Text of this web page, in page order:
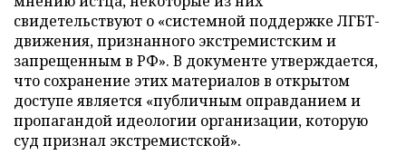
свидетельствуют о «системной поддержке ЛГБТ-
движения, признанного экстремистским и
запрещенным в РФ». В документе утверждается,
что сохранение этих материалов в открытом
доступе является «публичным оправданием и
пропагандой идеологии организации, которую
суд признал экстремистской».